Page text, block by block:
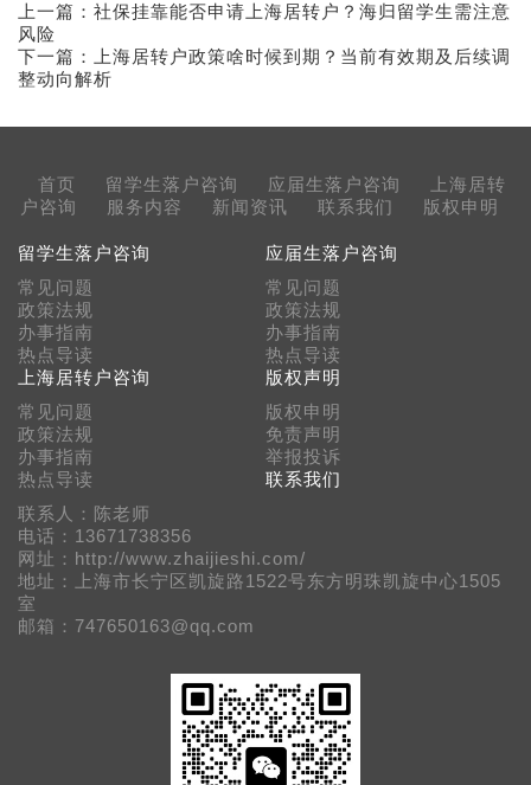
上一篇： 社保挂靠能否申请上海居转户？海归留学生需注意
风险
下一篇：
上海居转户政策啥时候到期？当前有效期及后续调
整动向解析
首页 留学生落户咨询 应届生落户咨询
上海居转
户咨询
服务内容 新闻资讯 联系我们 版权申明
留学生落户咨询
常见问题
政策法规
办事指南
热点导读
应届生落户咨询
常见问题
政策法规
办事指南
热点导读
上海居转户咨询
常见问题
政策法规
办事指南
热点导读
版权声明
版权申明
免责声明
举报投诉
联系我们
联系人：陈老师
电话：13671738356
网址：http://www.zhaijieshi.com/
地址：上海市长宁区凯旋路1522号东方明珠凯旋中心1505
室
邮箱：747650163@qq.com